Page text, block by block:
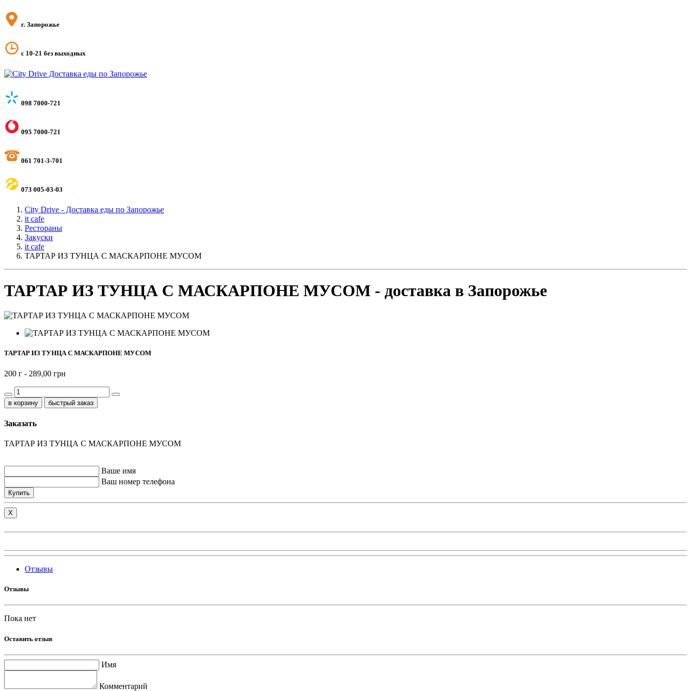
г. Запорожье
с 10-21 без выходных
098 7000-721
095 7000-721
061 701-3-701
073 005-03-03
City Drive - Доставка еды по Запорожье
it cafe
Рестораны
Закуски
it cafe
ТАРТАР ИЗ ТУНЦА С МАСКАРПОНЕ МУСОМ
ТАРТАР ИЗ ТУНЦА С МАСКАРПОНЕ МУСОМ - доставка в Запорожье
ТАРТАР ИЗ ТУНЦА С МАСКАРПОНЕ МУСОМ
200 г - 289,00 грн
быстрый заказ
Заказать
ТАРТАР ИЗ ТУНЦА С МАСКАРПОНЕ МУСОМ
Ваше имя
Ваш номер телефона
Купить
X
Отзывы
Отзывы
Пока нет
Оставить отзыв
Имя
Комментарий